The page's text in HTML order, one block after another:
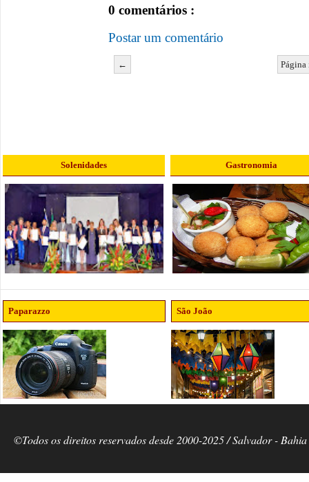
0 comentários :
Postar um comentário
←
Solenidades Gastronomia
Paparazzo São João
©Todos os direitos reservados desde 2000-2025 / Salvador -